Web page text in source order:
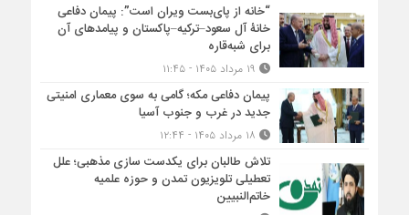
“خانه از پای‌بست ویران است”: پیمان دفاعی
خانۀ آل سعود–ترکیه–پاکستان و پیامدهای آن
برای شبه‌قاره
پیمان دفاعی مکه؛ گامی به سوی معماری امنیتی
جدید در غرب و جنوب آسیا
تلاش طالبان برای یکدست سازی مذهبی؛ علل
تعطیلی تلویزیون تمدن و حوزه علمیه
خاتم‌النبیین